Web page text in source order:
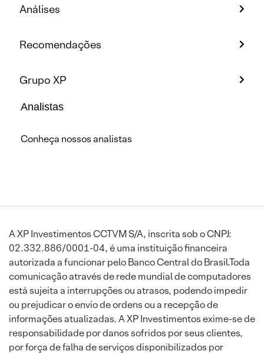
Análises
Recomendações
Grupo XP
Analistas
Conheça nossos analistas
A XP Investimentos CCTVM S/A, inscrita sob o CNPJ:
02.332.886/0001-04, é uma instituição financeira
autorizada a funcionar pelo Banco Central do Brasil.Toda
comunicação através de rede mundial de computadores
está sujeita a interrupções ou atrasos, podendo impedir
ou prejudicar o envio de ordens ou a recepção de
informações atualizadas. A XP Investimentos exime-se de
responsabilidade por danos sofridos por seus clientes,
por força de falha de serviços disponibilizados por